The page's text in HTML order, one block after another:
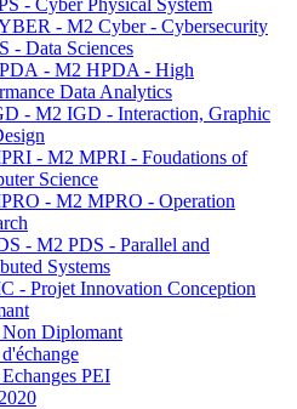
- Cyber Physical System
- M2 Cyber - Cybersecurity
- Data Sciences
- M2 HPDA - High
Data Analytics
- M2 IGD - Interaction, Graphic
- M2 MPRI - Foudations of
Science
- M2 MPRO - Operation
- M2 PDS - Parallel and
Systems
- Projet Innovation Conception
Diplomant
PEI